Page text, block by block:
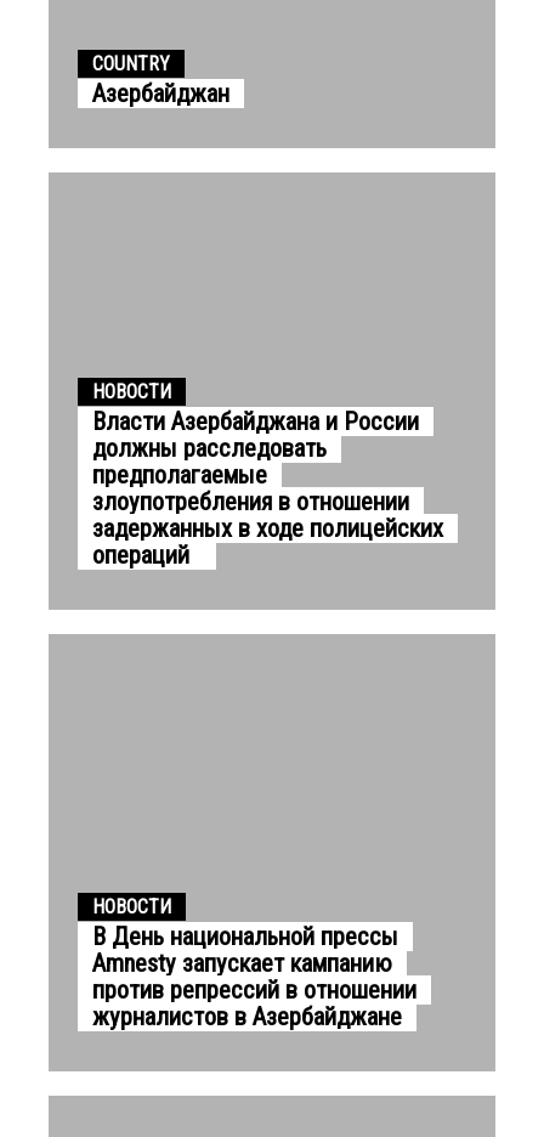
COUNTRY
Азербайджан
НОВОСТИ
Власти Азербайджана и России
должны расследовать
предполагаемые
злоупотребления в отношении
задержанных в ходе полицейских
операций
НОВОСТИ
В День национальной прессы
Amnesty запускает кампанию
против репрессий в отношении
журналистов в Азербайджане